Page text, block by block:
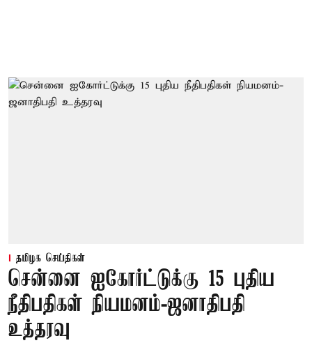
தமிழக செய்திகள்
சென்னை ஐகோர்ட்டுக்கு 15 புதிய
நீதிபதிகள் நியமனம்-ஜனாதிபதி
உத்தரவு